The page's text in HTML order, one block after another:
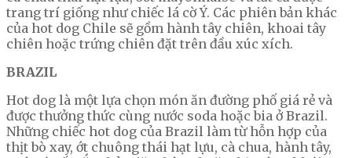
trang trí giống như chiếc lá cờ Ý. Các phiên bản khác
của hot dog Chile sẽ gồm hành tây chiên, khoai tây
chiên hoặc trứng chiên đặt trên đầu xúc xích.
BRAZIL
Hot dog là một lựa chọn món ăn đường phố giá rẻ và
được thưởng thức cùng nước soda hoặc bia ở Brazil.
Những chiếc hot dog của Brazil làm từ hỗn hợp của
thịt bò xay, ớt chuông thái hạt lựu, cà chua, hành tây,